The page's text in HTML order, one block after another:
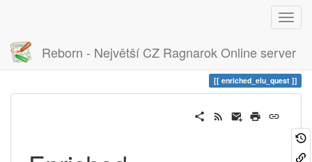
Reborn - Největší CZ Ragnarok Online server
Historie enriched_elu_quest
enriched_elu_quest